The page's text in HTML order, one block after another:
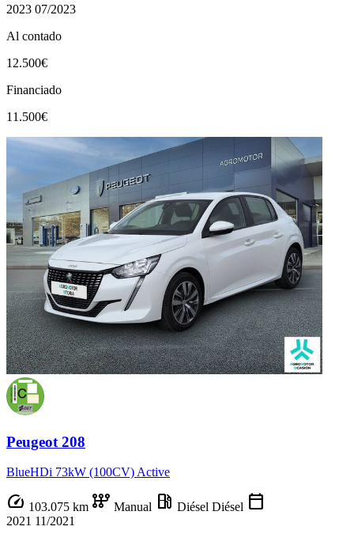
2023 07/2023
Al contado
12.500€
Financiado
11.500€
Peugeot 208
BlueHDi 73kW (100CV) Active
speed 103.075 km auto_transmission Manual local_gas_station Diésel Diésel calendar_today
2021 11/2021